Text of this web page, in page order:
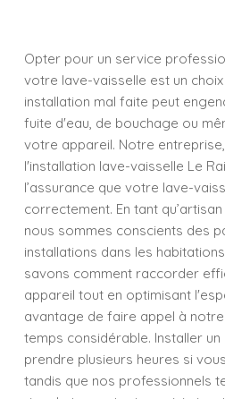
Opter pour un service
votre lave-vaisselle est un
installation mal faite peut
fuite d'eau, de bouchage ou
votre appareil. Notre
l'installation lave-vaisselle Le
l’assurance que votre lave-
correctement. En tant
nous sommes conscients des
installations dans les
savons comment raccorder
appareil tout en optimisant
avantage de faire appel à
temps considérable. Installer
prendre plusieurs heures si
tandis que nos professionnels